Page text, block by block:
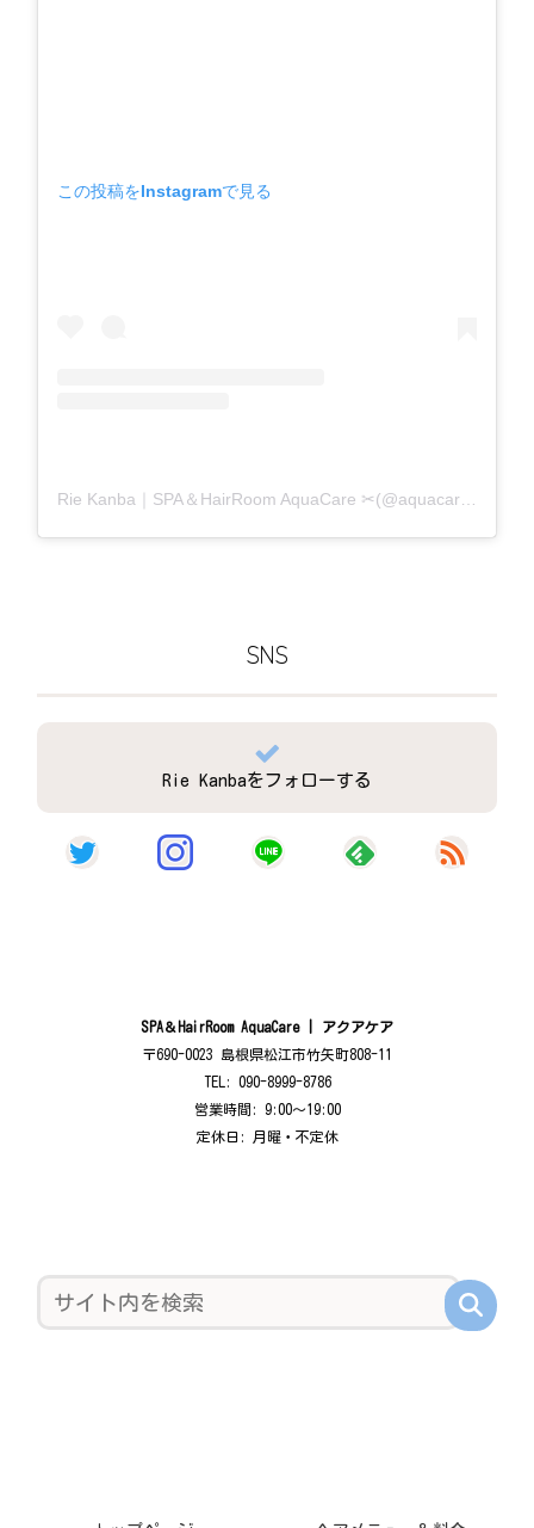
この投稿をInstagramで見る
SNS
Rie Kanbaをフォローする
SPA＆HairRoom AquaCare | アクアケア
〒690-0023 島根県松江市竹矢町808-11
TEL: 090-8999-8786
営業時間: 9:00〜19:00
定休日: 月曜・不定休